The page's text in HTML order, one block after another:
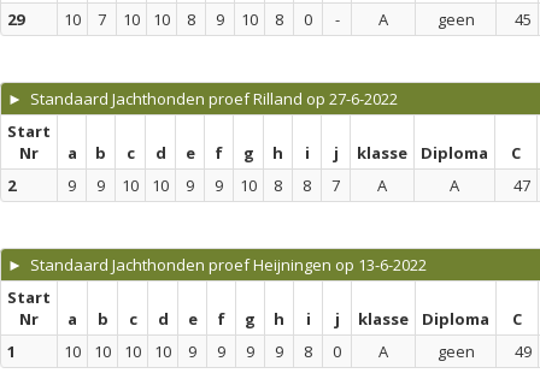
29
10 7 10 10 8 9 10 8 0 - A geen 45
► Standaard Jachthonden proef Rilland op 27-6-2022
Start
Nr
a b c d e f g h i j klasse Diploma
C
2
9 9 10 10 9 9 10 8 8 7 A A 47
► Standaard Jachthonden proef Heijningen op 13-6-2022
Start
Nr
a b c d e f g h i j klasse Diploma
C
1
10 10 10 10 9 9 9 9 8 0 A geen 49